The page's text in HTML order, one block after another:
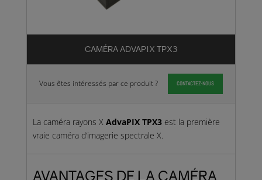
CAMÉRA ADVAPIX TPX3
Vous êtes intéressés par ce produit ? CONTACTEZ-NOUS
La caméra rayons X AdvaPIX TPX3 est la première
vraie caméra d’imagerie spectrale X.